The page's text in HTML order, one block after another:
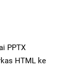
PPTX
HTML ke